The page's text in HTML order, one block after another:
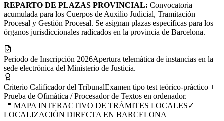
REPARTO DE PLAZAS PROVINCIAL: Convocatoria
acumulada para los Cuerpos de Auxilio Judicial, Tramitación
Procesal y Gestión Procesal. Se asignan plazas específicas para los
órganos jurisdiccionales radicados en la provincia de Barcelona.
Periodo de Inscripción 2026Apertura telemática de instancias en la
sede electrónica del Ministerio de Justicia.
Criterio Calificador del TribunalExamen tipo test teórico-práctico +
Prueba de Ofimática / Procesador de Textos en ordenador.
📍 MAPA INTERACTIVO DE TRÁMITES LOCALES✓
LOCALIZACIÓN DIRECTA EN BARCELONA